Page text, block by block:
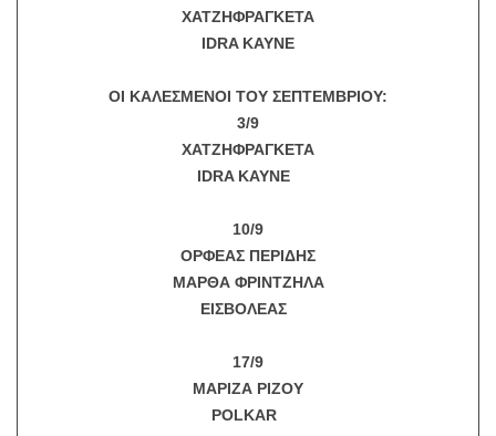
ΧΑΤΖΗΦΡΑΓΚΕΤΑ
IDRA KAYNE
ΟΙ ΚΑΛΕΣΜΕΝΟΙ ΤΟΥ ΣΕΠΤΕΜΒΡΙΟΥ:
3/9
ΧΑΤΖΗΦΡΑΓΚΕΤΑ
IDRA KAYNE
10/9
ΟΡΦΕΑΣ ΠΕΡΙΔΗΣ
ΜΑΡΘΑ ΦΡΙΝΤΖΗΛΑ
ΕΙΣΒΟΛΕΑΣ
17/9
ΜΑΡΙΖΑ ΡΙΖΟΥ
POLKAR